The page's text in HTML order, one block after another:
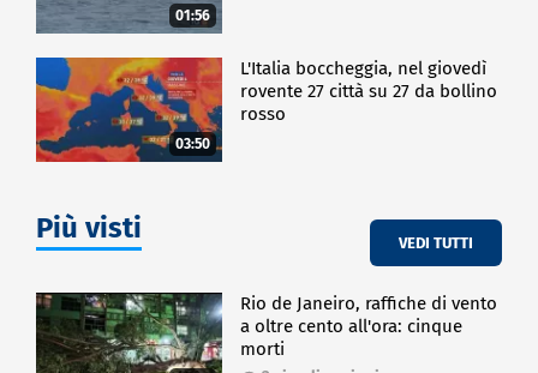
01:56
03:50
L'Italia boccheggia, nel giovedì
rovente 27 città su 27 da bollino
rosso
Più visti VEDI TUTTI
Rio de Janeiro, raffiche di vento
a oltre cento all'ora: cinque
morti